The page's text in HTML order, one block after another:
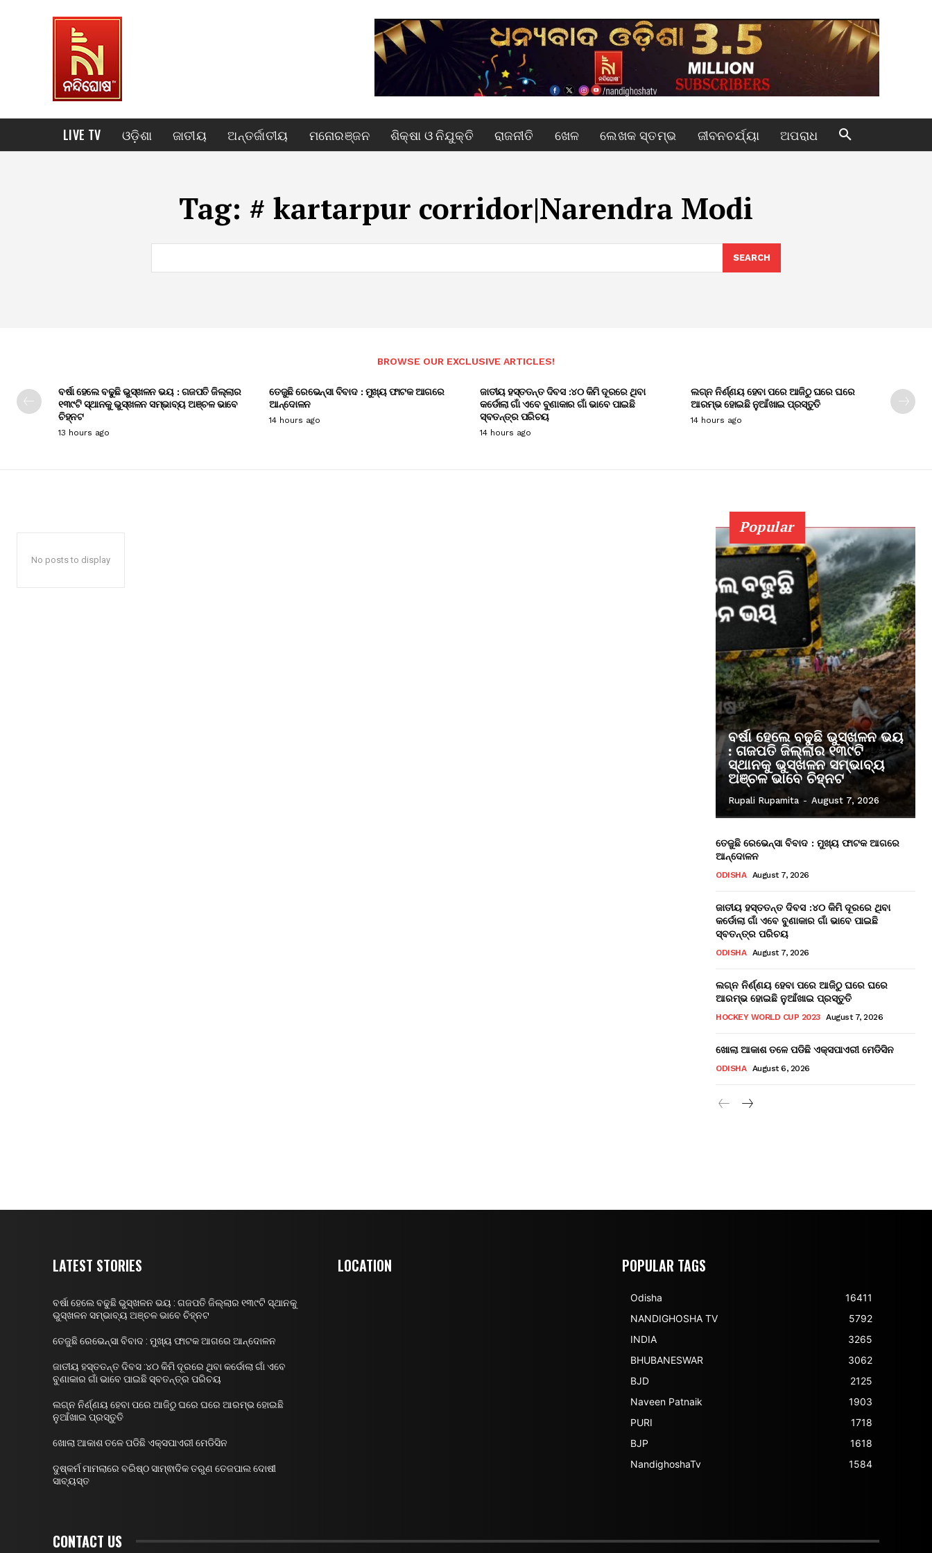
LIVE TV ଓଡ଼ିଶା ଜାତୀୟ ଅନ୍ତର୍ଜାତୀୟ ମନୋରଞ୍ଜନ ଶିକ୍ଷା ଓ ନିଯୁକ୍ତି ରାଜନୀତି ଖେଳ ଲେଖକ ସ୍ତମ୍ଭ ଜୀବନଚର୍ଯ୍ୟା ଅପରାଧ
Tag: # kartarpur corridor|Narendra Modi
SEARCH
BROWSE OUR EXCLUSIVE ARTICLES!
ବର୍ଷା ହେଲେ ବଢୁଛି ଭୁସ୍ଖଳନ ଭୟ : ଗଜପତି ଜିଲ୍ଲାର
୧୩୯ଟି ସ୍ଥାନକୁ ଭୁସ୍ଖଳନ ସମ୍ଭାବ୍ୟ ଅଞ୍ଚଳ ଭାବେ
ଚିହ୍ନଟ
13 hours ago
ତେଜୁଛି ରେଭେନ୍ସା ବିବାଦ : ମୁଖ୍ୟ ଫାଟକ ଆଗରେ
ଆନ୍ଦୋଳନ
14 hours ago
ଜାତୀୟ ହସ୍ତତନ୍ତ ଦିବସ :୪୦ କିମି ଦୂରରେ ଥିବା
କର୍ଡୋଲା ଗାଁ ଏବେ ବୁଣାକାର ଗାଁ ଭାବେ ପାଇଛି
ସ୍ବତନ୍ତ୍ର ପରିଚୟ
14 hours ago
ଲଗ୍ନ ନିର୍ଣ୍ଣୟ ହେବା ପରେ ଆଜିଠୁ ଘରେ ଘରେ
ଆରମ୍ଭ ହୋଇଛି ନୁଆଁଖାଇ ପ୍ରସ୍ତୁତି
14 hours ago
No posts to display
Popular
ବର୍ଷା ହେଲେ ବଢୁଛି ଭୁସ୍ଖଳନ ଭୟ
: ଗଜପତି ଜିଲ୍ଲାର ୧୩୯ଟି
ସ୍ଥାନକୁ ଭୁସ୍ଖଳନ ସମ୍ଭାବ୍ୟ
ଅଞ୍ଚଳ ଭାବେ ଚିହ୍ନଟ
Rupali Rupamita - August 7, 2026
ତେଜୁଛି ରେଭେନ୍ସା ବିବାଦ : ମୁଖ୍ୟ ଫାଟକ ଆଗରେ
ଆନ୍ଦୋଳନ
ODISHA August 7, 2026
ଜାତୀୟ ହସ୍ତତନ୍ତ ଦିବସ :୪୦ କିମି ଦୂରରେ ଥିବା
କର୍ଡୋଲା ଗାଁ ଏବେ ବୁଣାକାର ଗାଁ ଭାବେ ପାଇଛି
ସ୍ବତନ୍ତ୍ର ପରିଚୟ
ODISHA August 7, 2026
ଲଗ୍ନ ନିର୍ଣ୍ଣୟ ହେବା ପରେ ଆଜିଠୁ ଘରେ ଘରେ
ଆରମ୍ଭ ହୋଇଛି ନୁଆଁଖାଇ ପ୍ରସ୍ତୁତି
HOCKEY WORLD CUP 2023 August 7, 2026
ଖୋଲା ଆକାଶ ତଳେ ପଡିଛି ଏକ୍ସପାଏରୀ ମେଡିସିନ
ODISHA August 6, 2026
LATEST STORIES
ବର୍ଷା ହେଲେ ବଢୁଛି ଭୁସ୍ଖଳନ ଭୟ : ଗଜପତି ଜିଲ୍ଲାର ୧୩୯ଟି ସ୍ଥାନକୁ
ଭୁସ୍ଖଳନ ସମ୍ଭାବ୍ୟ ଅଞ୍ଚଳ ଭାବେ ଚିହ୍ନଟ
ତେଜୁଛି ରେଭେନ୍ସା ବିବାଦ : ମୁଖ୍ୟ ଫାଟକ ଆଗରେ ଆନ୍ଦୋଳନ
ଜାତୀୟ ହସ୍ତତନ୍ତ ଦିବସ :୪୦ କିମି ଦୂରରେ ଥିବା କର୍ଡୋଲା ଗାଁ ଏବେ
ବୁଣାକାର ଗାଁ ଭାବେ ପାଇଛି ସ୍ବତନ୍ତ୍ର ପରିଚୟ
ଲଗ୍ନ ନିର୍ଣ୍ଣୟ ହେବା ପରେ ଆଜିଠୁ ଘରେ ଘରେ ଆରମ୍ଭ ହୋଇଛି
ନୁଆଁଖାଇ ପ୍ରସ୍ତୁତି
ଖୋଲା ଆକାଶ ତଳେ ପଡିଛି ଏକ୍ସପାଏରୀ ମେଡିସିନ
ଦୁଷ୍କର୍ମ ମାମଲାରେ ବରିଷ୍ଠ ସାମ୍ଵାଦିକ ତରୁଣ ତେଜପାଲ ଦୋଷୀ
ସାବ୍ୟସ୍ତ
LOCATION POPULAR TAGS
Odisha
16411
NANDIGHOSHA TV
5792
INDIA
3265
BHUBANESWAR
3062
BJD
2125
Naveen Patnaik
1903
PURI
1718
BJP
1618
NandighoshaTv
1584
CONTACT US